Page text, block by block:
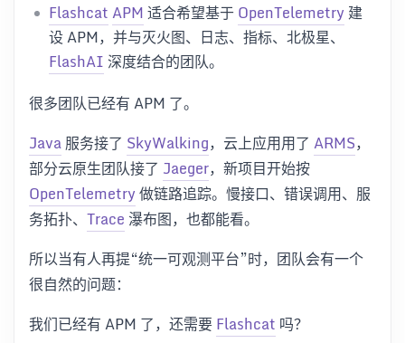
FlashcatAPM适合希望基于OpenTelemetry建
设 APM，并与灭火图、日志、指标、北极星、
FlashAI深度结合的团队。
很多团队已经有 APM 了。
Java服务接了 SkyWalking，云上应用用了 ARMS，
部分云原生团队接了 Jaeger，新项目开始按
OpenTelemetry做链路追踪。慢接口、错误调用、服
务拓扑、 Trace 瀑布图，也都能看。
所以当有人再提“统一可观测平台”时，团队会有一个
很自然的问题：
我们已经有 APM 了，还需要Flashcat 吗？